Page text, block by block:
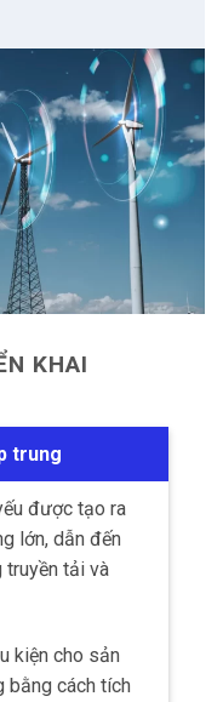
KHAI
trung
được tạo ra
lớn, dẫn đến
truyền tải và
kiện cho sản
bằng cách tích